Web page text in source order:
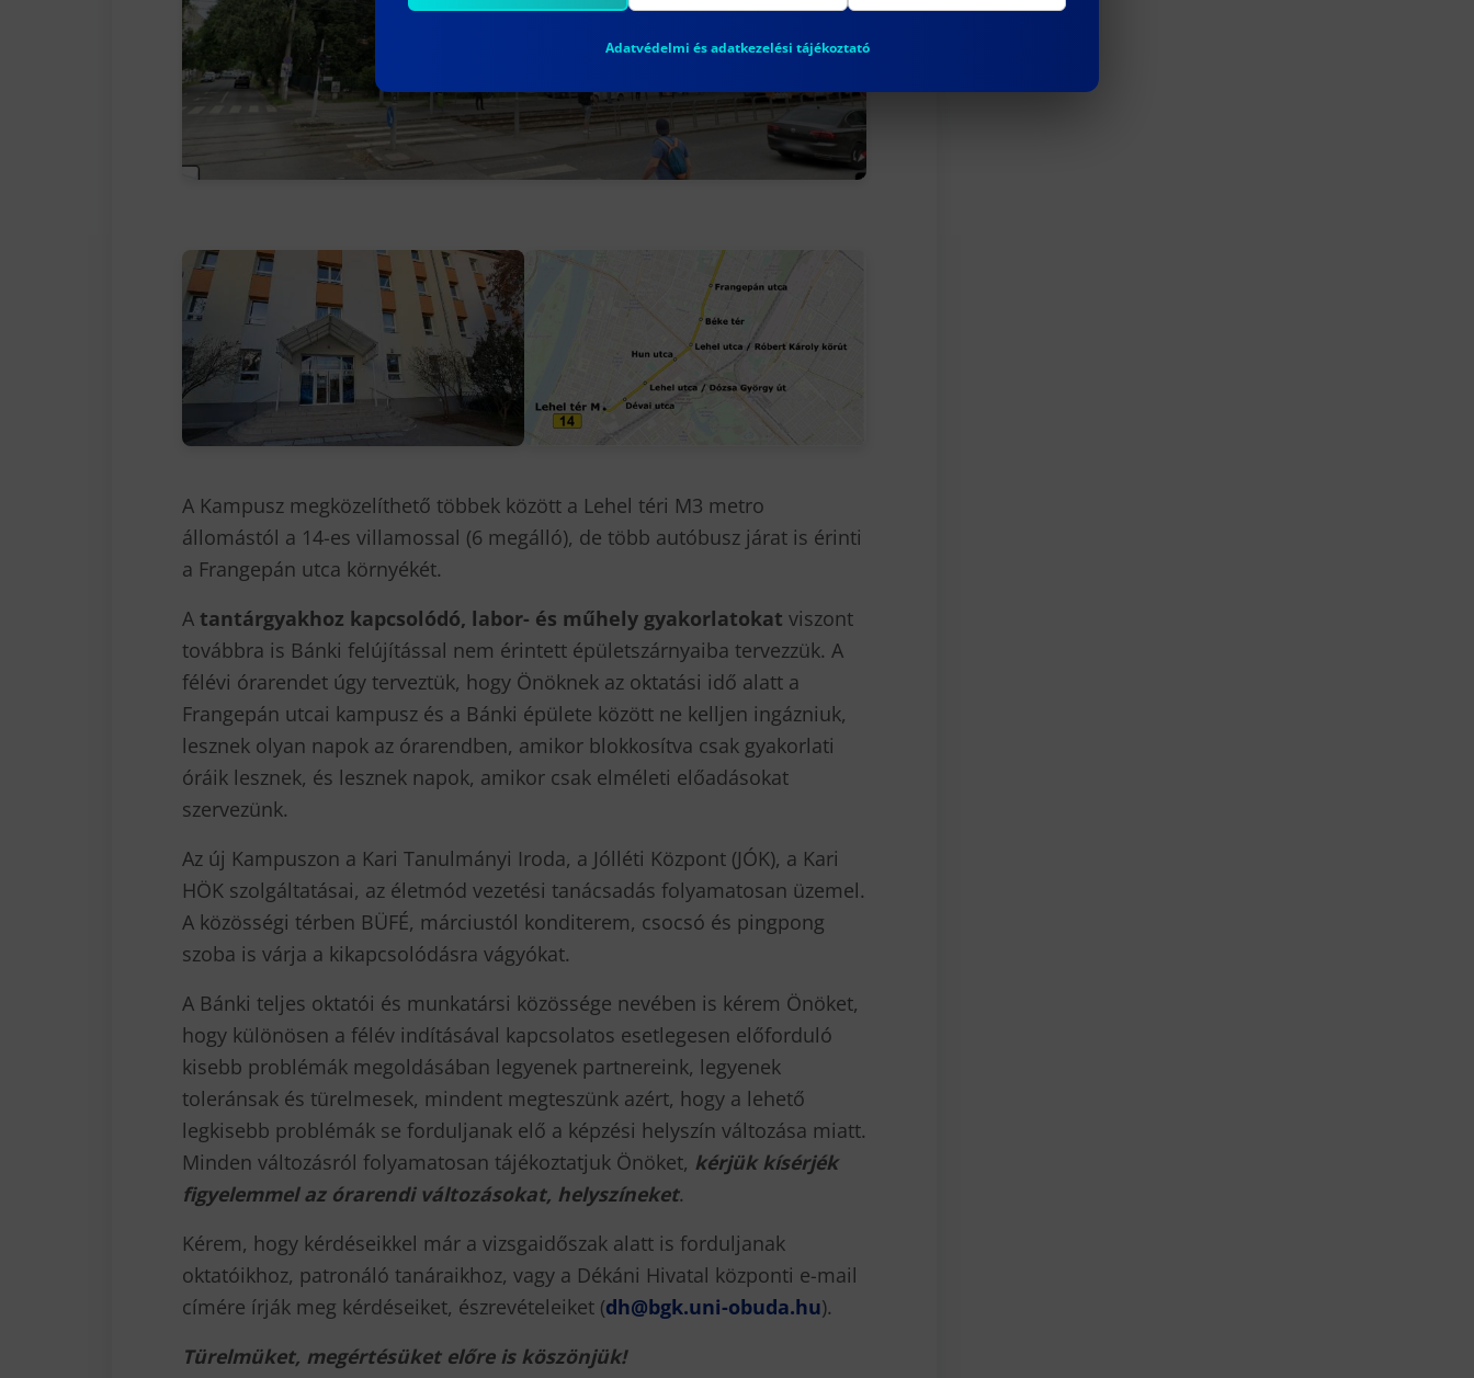
A Kampusz megközelíthető többek között a Lehel téri M3 metro
állomástól a 14-es villamossal (6 megálló), de több autóbusz járat is érinti
a Frangepán utca környékét.
A tantárgyakhoz kapcsolódó, labor- és műhely gyakorlatokat viszont
továbbra is Bánki felújítással nem érintett épületszárnyaiba tervezzük. A
félévi órarendet úgy terveztük, hogy Önöknek az oktatási idő alatt a
Frangepán utcai kampusz és a Bánki épülete között ne kelljen ingázniuk,
lesznek olyan napok az órarendben, amikor blokkosítva csak gyakorlati
óráik lesznek, és lesznek napok, amikor csak elméleti előadásokat
szervezünk.
Az új Kampuszon a Kari Tanulmányi Iroda, a Jólléti Központ (JÓK), a Kari
HÖK szolgáltatásai, az életmód vezetési tanácsadás folyamatosan üzemel.
A közösségi térben BÜFÉ, márciustól konditerem, csocsó és pingpong
szoba is várja a kikapcsolódásra vágyókat.
A Bánki teljes oktatói és munkatársi közössége nevében is kérem Önöket,
hogy különösen a félév indításával kapcsolatos esetlegesen előforduló
kisebb problémák megoldásában legyenek partnereink, legyenek
toleránsak és türelmesek, mindent megteszünk azért, hogy a lehető
legkisebb problémák se forduljanak elő a képzési helyszín változása miatt.
Minden változásról folyamatosan tájékoztatjuk Önöket, kérjük kísérjék
figyelemmel az órarendi változásokat, helyszíneket.
Kérem, hogy kérdéseikkel már a vizsgaidőszak alatt is forduljanak
oktatóikhoz, patronáló tanáraikhoz, vagy a Dékáni Hivatal központi e-mail
címére írják meg kérdéseiket, észrevételeiket (dh@bgk.uni-obuda.hu).
Türelmüket, megértésüket előre is köszönjük!
Adatvédelmi és adatkezelési tájékoztató